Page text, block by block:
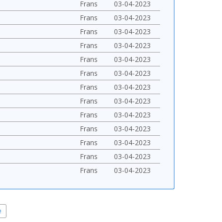
Frans
03-04-2023
Frans
03-04-2023
Frans
03-04-2023
Frans
03-04-2023
Frans
03-04-2023
Frans
03-04-2023
Frans
03-04-2023
Frans
03-04-2023
Frans
03-04-2023
Frans
03-04-2023
Frans
03-04-2023
Frans
03-04-2023
Frans 03-04-2023